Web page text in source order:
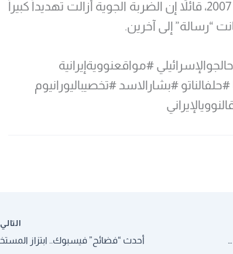
سوري في ضربة جوية عام 2007، قائلاً إن الضربة الجوية أزالت تهديداً كبيراً
“رسالة” إلى آخرين.
#مواقعنوويةإيرانية
#روسيا #حلفالناتو #بشارالاسد #تخصيباليورانيوم
اليابان: مشاريع نفطية وغازية وكهربائية ومصانع سيارات للعراق
التالي